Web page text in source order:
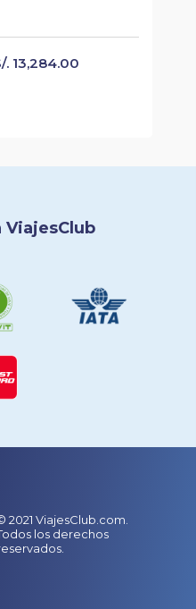
13,284.00
ViajesClub
2021 ViajesClub.com.
los derechos